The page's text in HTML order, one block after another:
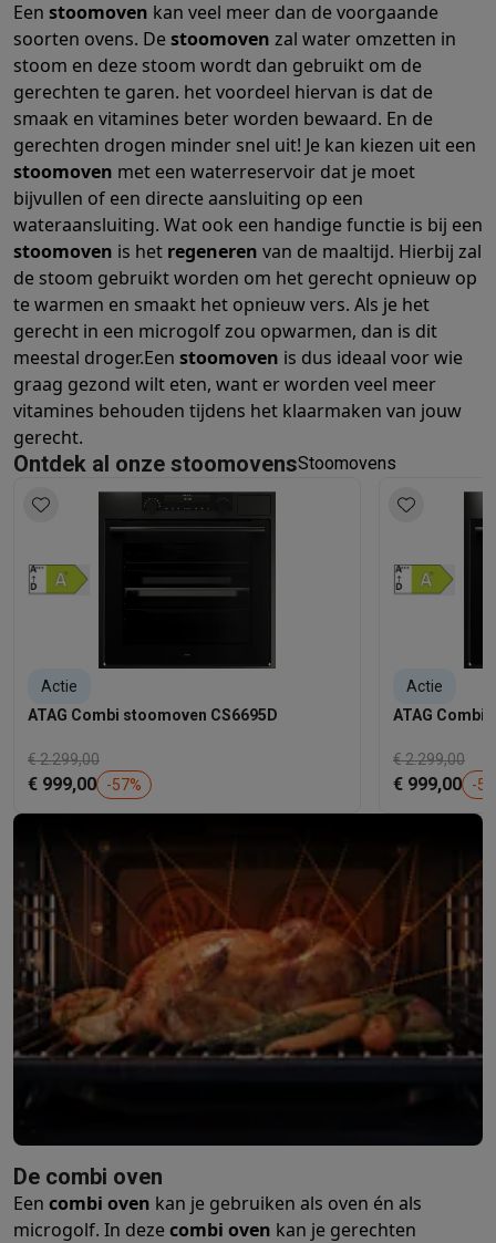
Een stoomoven kan veel meer dan de voorgaande
soorten ovens. Destoomoven zal water omzetten in
stoom en deze stoom wordt dan gebruikt om de
gerechten te garen. het voordeel hiervan is dat de
smaak en vitamines beter worden bewaard. En de
gerechten drogen minder snel uit! Je kan kiezen uit een
stoomoven met een waterreservoir dat je moet
bijvullen of een directe aansluiting op een
wateraansluiting. Wat ook een handige functie is bij een
stoomoven is het regeneren van de maaltijd. Hierbij zal
de stoom gebruikt worden om het gerecht opnieuw op
te warmen en smaakt het opnieuw vers. Als je het
gerecht in een microgolf zou opwarmen, dan is dit
meestal droger.Een stoomoven is dus ideaal voor wie
graag gezond wilt eten, want er worden veel meer
vitamines behouden tijdens het klaarmaken van jouw
gerecht.
Ontdek al onze stoomovensStoomovens
Actie
ATAG Combi stoomoven CS6695D
€ 2.299,00
€ 999,00 -57%
Actie
ATAG Combi
€ 2.299,00
€ 999,00 -57
De combi oven
Een combi oven kan je gebruiken als oven én als
microgolf. In dezecombi oven kan je gerechten